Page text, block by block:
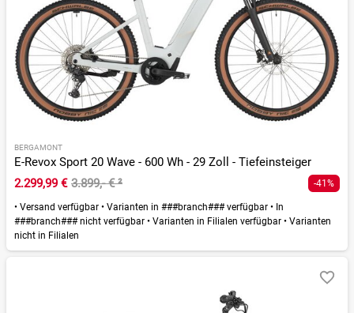
BERGAMONT
E-Revox Sport 20 Wave - 600 Wh - 29 Zoll - Tiefeinsteiger
2.299,99 € 3.899,- €² -41%
• Versand verfügbar • Varianten in ###branch### verfügbar • In
###branch### nicht verfügbar • Varianten in Filialen verfügbar • Varianten
nicht in Filialen